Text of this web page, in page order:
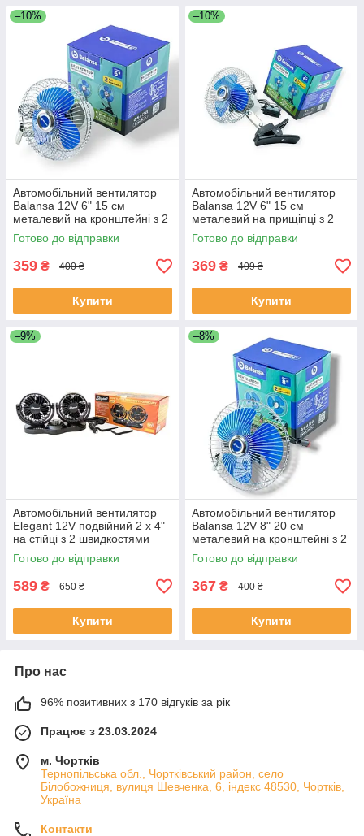
–10%
Автомобільний вентилятор
Balansa 12V 6" 15 см
металевий на кронштейні з 2
швидкостями
Готово до відправки
359 ₴ 400 ₴
Купити
–10%
Автомобільний вентилятор
Balansa 12V 6" 15 см
металевий на прищіпці з 2
швидкостями
Готово до відправки
369 ₴ 409 ₴
Купити
–9%
Автомобільний вентилятор
Elegant 12V подвійний 2 х 4"
на стійці з 2 швидкостями
Готово до відправки
589 ₴ 650 ₴
Купити
–8%
Автомобільний вентилятор
Balansa 12V 8" 20 см
металевий на кронштейні з 2
швидкостями
Готово до відправки
367 ₴ 400 ₴
Купити
Про нас
96% позитивних з 170 відгуків за рік
Працює з 23.03.2024
м. Чортків
Тернопільська обл., Чортківський район, село
Білобожниця, вулиця Шевченка, 6, індекс 48530, Чортків,
Україна
Контакти